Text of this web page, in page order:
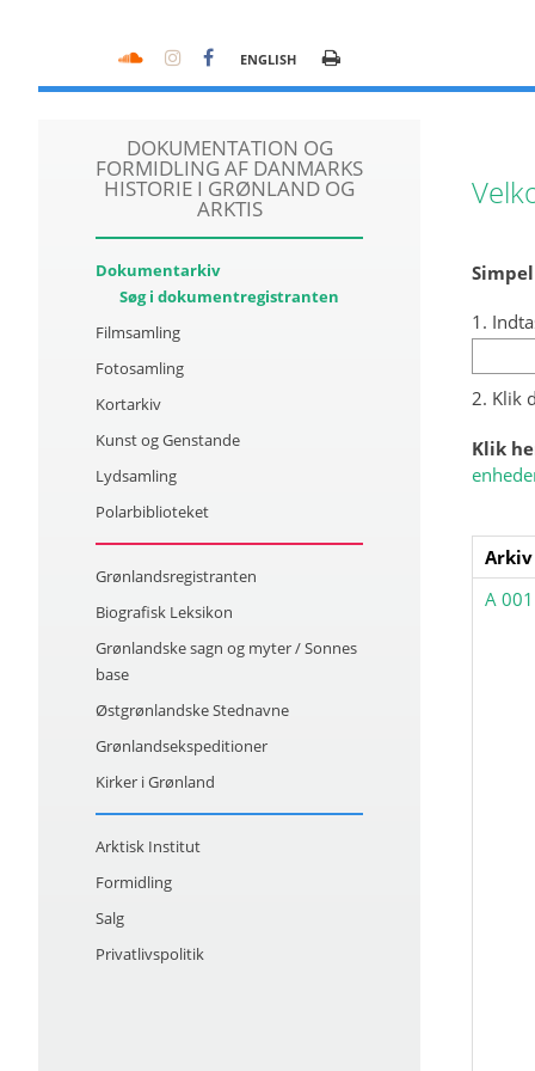
ENGLISH
DOKUMENTATION OG
FORMIDLING AF DANMARKS
HISTORIE I GRØNLAND OG
ARKTIS
Dokumentarkiv
Søg i dokumentregistranten
Filmsamling
Fotosamling
Kortarkiv
Kunst og Genstande
Lydsamling
Polarbiblioteket
Grønlandsregistranten
Biografisk Leksikon
Grønlandske sagn og myter / Sonnes
base
Østgrønlandske Stednavne
Grønlandsekspeditioner
Kirker i Grønland
Arktisk Institut
Formidling
Salg
Privatlivspolitik
1.
2. Klik
Klik
Arkiv
A 001